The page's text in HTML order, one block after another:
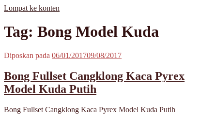
Lompat ke konten
MisterBong | www.misterbong.net | Specialist Penjualan Bong Dan
Cangklong Kaca Pyrex
misterbong | Distributor Specialist Penjualan Bong Kaca Pyrex Dan
Cangklong Kaca Pyrex Terpopuler Terlengkap Terpercaya No 1 Di
Asia | melayani Grosir Dan Eceran | Resseler Dan Agent Welcome |
| jual bong online | jual bong terpercaya | jual bong aman | jual bong
kaca pyrex | cangklong | cangklong kaca pyrex | jual cangklong |
cangklong online | cangklong kaca | kaca pyrex | hookah | waterpipes
| pipes | pyrex glass | kaca pyrex | pirek | paca pirek | pipet | pipet kaca
timbangan digital | timbangan emas | scale | timbangan berlian |
Tag: Bong Model Kuda
Diposkan pada 06/01/201709/08/2017
Bong Fullset Cangklong Kaca Pyrex
Model Kuda Putih
Bong Fullset Cangklong Kaca Pyrex Model Kuda Putih